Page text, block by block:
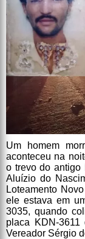
Um homem
aconteceu na
o trevo do antigo
Aluízio do
Loteamento
ele estava em
3035, quando
placa KDN-
Vereador Sérgio